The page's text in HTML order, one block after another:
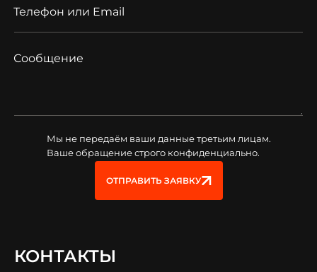
КОНТАКТЫ
Телефон или Email
Сообщение
Мы не передаём ваши данные третьим лицам.
Ваше обращение строго конфиденциально.
ОТПРАВИТЬ ЗАЯВКУ